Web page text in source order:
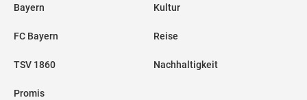
Bayern
FC Bayern
TSV 1860
Promis
Kultur
Reise
Nachhaltigkeit